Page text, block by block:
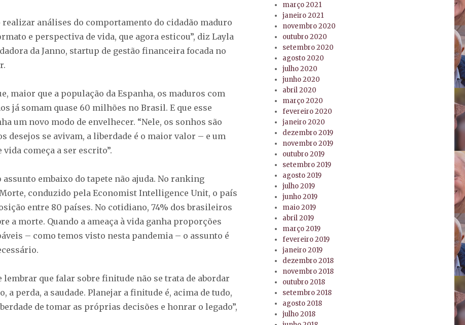
realizar análises do comportamento do cidadão maduro
e perspectiva de vida, que agora esticou”, diz Layla
da Janno, startup de gestão financeira focada no
maior que a população da Espanha, os maduros com
já somam quase 60 milhões no Brasil. E que esse
um novo modo de envelhecer. “Nele, os sonhos são
desejos se avivam, a liberdade é o maior valor – e um
vida começa a ser escrito”.
assunto embaixo do tapete não ajuda. No ranking
conduzido pela Economist Intelligence Unit, o país
entre 80 países. No cotidiano, 74% dos brasileiros
a morte. Quando a ameaça à vida ganha proporções
– como temos visto nesta pandemia – o assunto é
lembrar que falar sobre finitude não se trata de abordar
a perda, a saudade. Planejar a finitude é, acima de tudo,
de tomar as próprias decisões e honrar o legado”,
março 2021
janeiro 2021
novembro 2020
outubro 2020
setembro 2020
agosto 2020
julho 2020
junho 2020
abril 2020
março 2020
fevereiro 2020
janeiro 2020
dezembro 2019
novembro 2019
outubro 2019
setembro 2019
agosto 2019
julho 2019
junho 2019
maio 2019
abril 2019
março 2019
fevereiro 2019
janeiro 2019
dezembro 2018
novembro 2018
outubro 2018
setembro 2018
agosto 2018
julho 2018